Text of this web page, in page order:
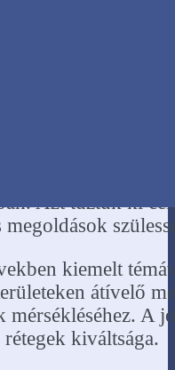
Azt tűztük ki
kiemelt
átívelő
mérsékléséhez. A
kiváltsága.